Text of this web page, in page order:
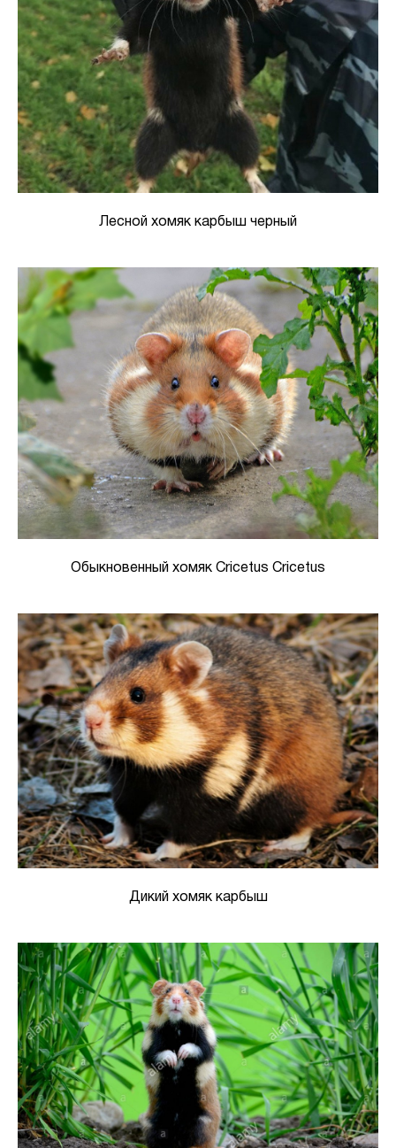
Лесной хомяк карбыш черный
Обыкновенный хомяк Cricetus Cricetus
Дикий хомяк карбыш